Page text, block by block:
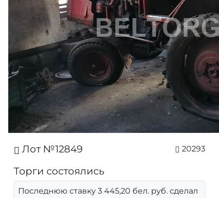
Лот №12849 20293
Торги состоялись
Последнюю ставку 3 445,20 бел. руб. сделал